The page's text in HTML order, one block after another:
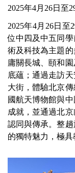
2025年4月26日至
2025年4月26日
位中四及中五同
術及科技為主題
庸關長城、頤和
底蘊；通過走訪
大街，體驗北京
國航天博物館與
成就，並通過北
認同與傳承。整
的獨特魅力，極具